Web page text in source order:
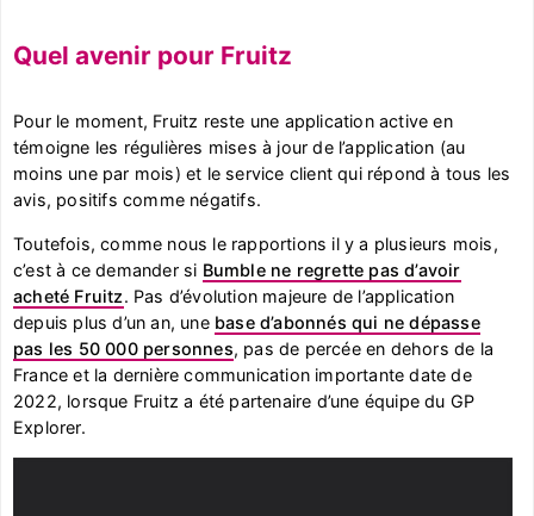
Quel avenir pour Fruitz
Pour le moment, Fruitz reste une application active en
témoigne les régulières mises à jour de l’application (au
moins une par mois) et le service client qui répond à tous les
avis, positifs comme négatifs.
Toutefois, comme nous le rapportions il y a plusieurs mois,
c’est à ce demander si Bumble ne regrette pas d’avoir
acheté Fruitz. Pas d’évolution majeure de l’application
depuis plus d’un an, une base d’abonnés qui ne dépasse
pas les 50 000 personnes, pas de percée en dehors de la
France et la dernière communication importante date de
2022, lorsque Fruitz a été partenaire d’une équipe du GP
Explorer.